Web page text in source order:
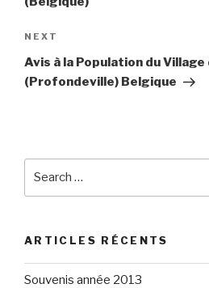
Next
Post
NEXT
Avis à la Population du Village
(Profondeville) Belgique
ARTICLES RÉCENTS
Souvenis année 2013